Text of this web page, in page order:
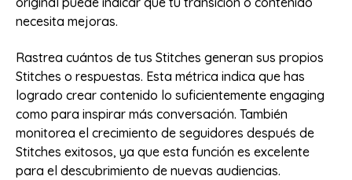
necesita mejoras.
Rastrea cuántos de tus Stitches generan sus propios
Stitches o respuestas. Esta métrica indica que has
logrado crear contenido lo suficientemente engaging
como para inspirar más conversación. También
monitorea el crecimiento de seguidores después de
Stitches exitosos, ya que esta función es excelente
para el descubrimiento de nuevas audiencias.